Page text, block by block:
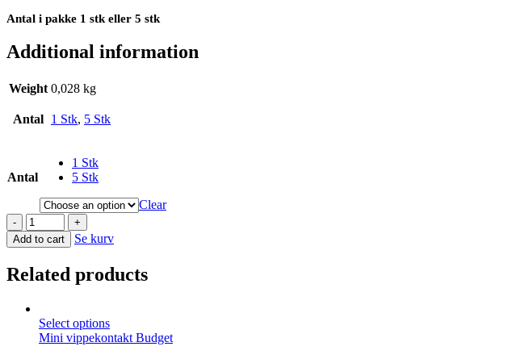
Antal i pakke 1 stk eller 5 stk
Additional information
Weight 0,028 kg
Antal 1 Stk, 5 Stk
Antal
1 Stk
5 Stk
Clear
-
+
Add to cart
Se kurv
Related products
Select options
Mini vippekontakt Budget